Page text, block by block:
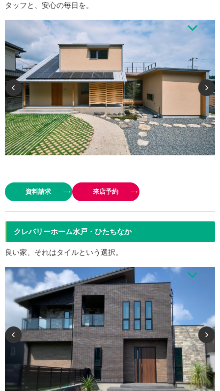
タッフと、安心の毎日を。
せるお家だったら嬉しい” ——そんなお客様の声に寄り添いながら、設計か
ら施工までトータルでサポート。素敵なアイデ…
資料請求 来店予約
クレバリーホーム水戸・ひたちなか
良い家、それはタイルという選択。